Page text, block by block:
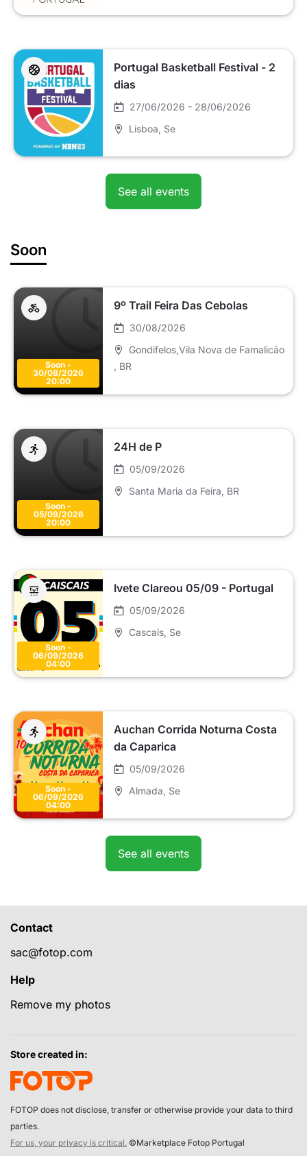
Portugal Basketball Festival - 2
dias
27/06/2026 - 28/06/2026
Lisboa , Se
See all events
Soon
Soon -
30/08/2026
20:00
9º Trail Feira Das Cebolas
30/08/2026
Gondifelos,Vila Nova de Famalicão
, BR
Soon -
05/09/2026
20:00
24H de P
05/09/2026
Santa Maria da Feira , BR
Soon -
06/09/2026
04:00
Ivete Clareou 05/09 - Portugal
05/09/2026
Cascais , Se
Soon -
06/09/2026
04:00
Auchan Corrida Noturna Costa
da Caparica
05/09/2026
Almada , Se
See all events
Contact
sac@fotop.com
Help
Remove my photos
Store created in:
FOTOP does not disclose, transfer or otherwise provide your data to third
parties.
For us, your privacy is critical. ©Marketplace Fotop Portugal